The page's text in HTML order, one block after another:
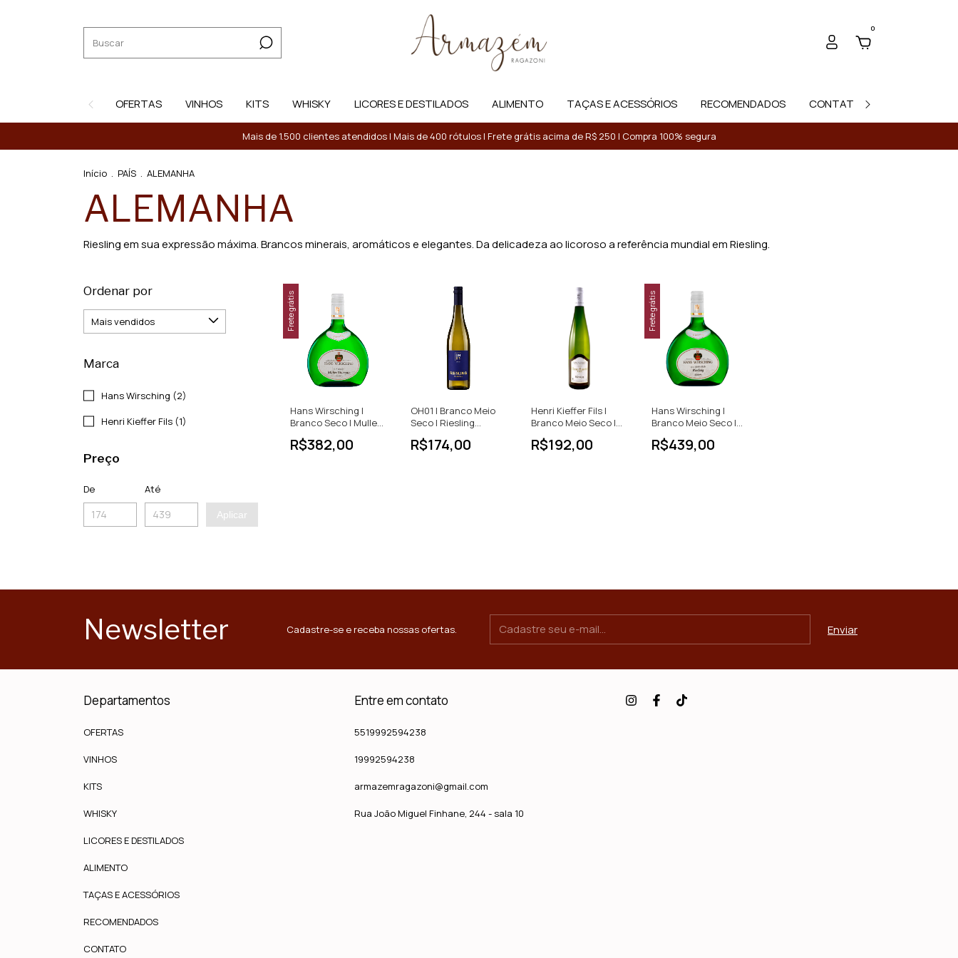
0
OFERTAS VINHOS KITS WHISKY LICORES E DESTILADOS ALIMENTO TAÇAS E ACESSÓRIOS RECOMENDADOS CONTATO
Mais de 1.500 clientes atendidos | Mais de 400 rótulos | Frete grátis acima de R$ 250 | Compra 100% segura
Início . PAÍS . ALEMANHA
ALEMANHA
Riesling em sua expressão máxima. Brancos minerais, aromáticos e elegantes. Da delicadeza ao licoroso a referência mundial em Riesling.
Ordenar por
Marca
Hans Wirsching (2)
Henri Kieffer Fils (1)
Preço
De Até
Aplicar
Frete grátis
Hans Wirsching |
Branco Seco | Muller-
Thurgau | Alemanha |
750ml
R$382,00
OH01 | Branco Meio
Seco | Riesling
Reserva | Alemanha |
750ml
R$174,00
Henri Kieffer Fils |
Branco Meio Seco |
Riesling d'Alsace |
França | 750ml
R$192,00
Frete grátis
Hans Wirsching |
Branco Meio Seco |
Iphöfer Riesling |
Alemanha | 750ml
R$439,00
Newsletter Cadastre-se e receba nossas ofertas.
Departamentos
OFERTAS
VINHOS
KITS
WHISKY
LICORES E DESTILADOS
ALIMENTO
TAÇAS E ACESSÓRIOS
RECOMENDADOS
CONTATO
Entre em contato
5519992594238
19992594238
armazemragazoni@gmail.com
Rua João Miguel Finhane, 244 - sala 10